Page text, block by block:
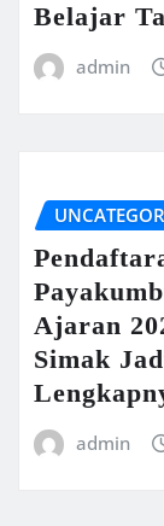
Belajar
admin
Ajaran
Simak
admin